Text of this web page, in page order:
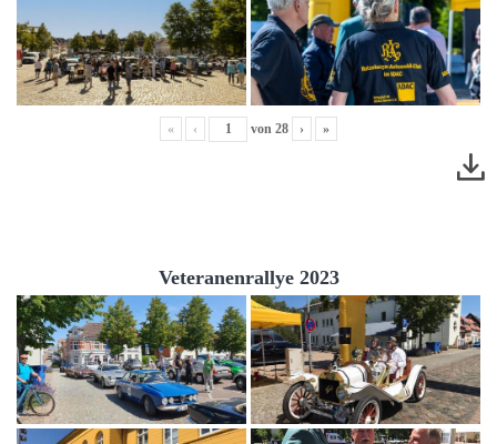
« ‹ von 28 › »
Veteranenrallye 2023